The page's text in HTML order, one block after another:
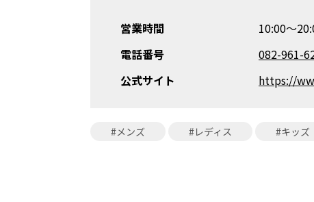
営業時間
10:00～
電話番号
082-961-
公式サイト
https://
#メンズ #レディス #キッズ